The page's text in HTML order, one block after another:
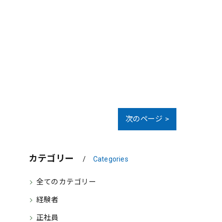
次のページ >
カテゴリー Categories
全てのカテゴリー
経験者
正社員